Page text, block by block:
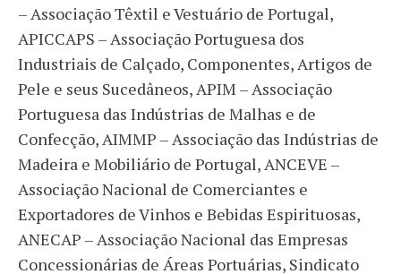
– Associação Têxtil e Vestuário de Portugal,
APICCAPS – Associação Portuguesa dos
Industriais de Calçado, Componentes, Artigos de
Pele e seus Sucedâneos, APIM – Associação
Portuguesa das Indústrias de Malhas e de
Confecção, AIMMP – Associação das Indústrias de
Madeira e Mobiliário de Portugal, ANCEVE –
Associação Nacional de Comerciantes e
Exportadores de Vinhos e Bebidas Espirituosas,
ANECAP – Associação Nacional das Empresas
Concessionárias de Áreas Portuárias, Sindicato